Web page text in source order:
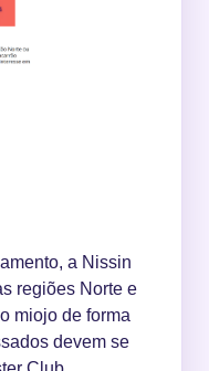
a Nissin
regiões Norte e
miojo de forma
devem se